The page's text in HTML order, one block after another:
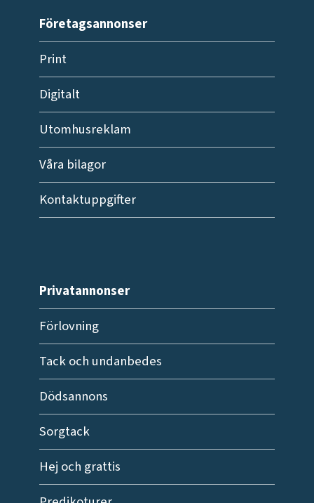
Företagsannonser
Print
Digitalt
Utomhusreklam
Våra bilagor
Kontaktuppgifter
Privatannonser
Förlovning
Tack och undanbedes
Dödsannons
Sorgtack
Hej och grattis